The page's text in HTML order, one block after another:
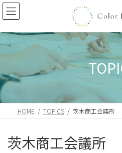
コ
ン
ン
ツ
へ
キ
ッ
ナ
ビ
ー
シ
ョ
に
移
HOME TOPICS 茨木商工会議所
茨木商工会議所